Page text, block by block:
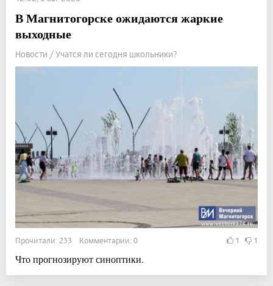
В Магнитогорске ожидаются жаркие
выходные
Новости / Учатся ли сегодня школьники?
Прочитали: 233 Комментарии: 0 1 1
Что прогнозируют синоптики.